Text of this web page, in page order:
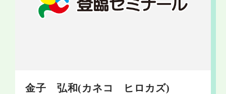
金子 弘和(カネコ ヒロカズ)